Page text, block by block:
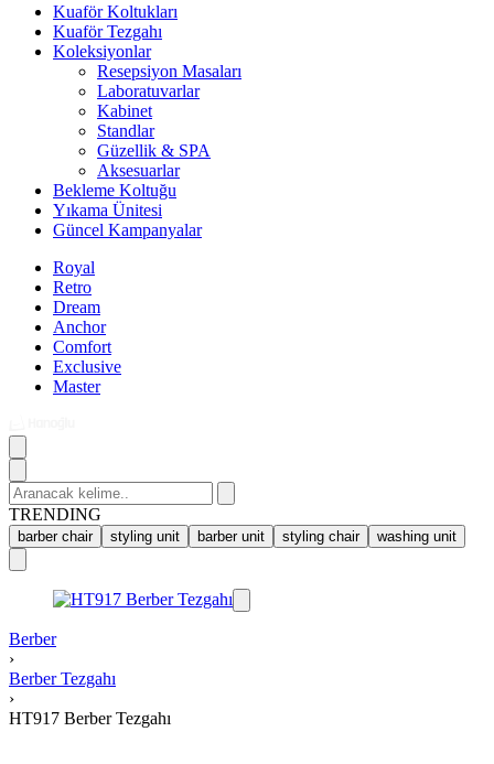
Kuaför Koltukları
Kuaför Tezgahı
Koleksiyonlar
Resepsiyon Masaları
Laboratuvarlar
Kabinet
Standlar
Güzellik & SPA
Aksesuarlar
Bekleme Koltuğu
Yıkama Ünitesi
Güncel Kampanyalar
Royal
Retro
Dream
Anchor
Comfort
Exclusive
Master
Search
for:
TRENDING
barber chair styling unit barber unit styling chair washing unit
Berber
›
Berber Tezgahı
›
HT917 Berber Tezgahı